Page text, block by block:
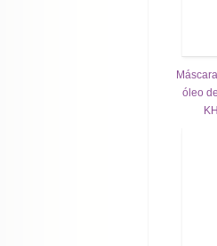
óleo